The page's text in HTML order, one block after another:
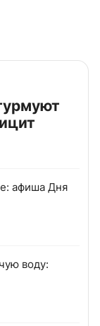
афиша Дня
воду: